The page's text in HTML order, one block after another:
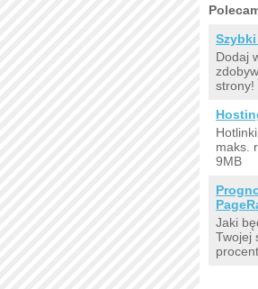
Dodaj
strony!
maks.
9MB
Jaki
Twojej